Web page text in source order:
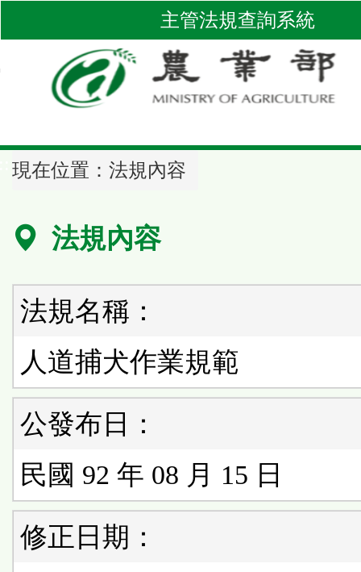
到
區
塊
主管法規查詢系統
現在位置： 法規內容
法規內容
法規名稱：
人道捕犬作業規範
公發布日：
民國 92 年 08 月 15 日
修正日期：